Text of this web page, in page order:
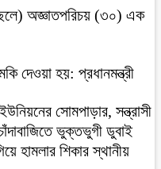
অজ্ঞাতপরিচয় (৩০) এক
দেওয়া হয়: প্রধানমন্ত্রী
সোমপাড়ার, সন্ত্রাসী
ভুক্তভুগী ডুবাই
হামলার শিকার স্থানীয়